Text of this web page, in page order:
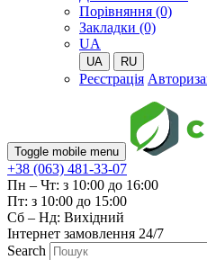
Порівняння (0)
Закладки (0)
UA
UA RU
Реєстрація
Toggle mobile menu
+38 (063) 481-33-07
Пн – Чт: з 10:00 до 16:00
Пт: з 10:00 до 15:00
Сб – Нд: Вихідний
Інтернет замовлення 24/7
Search